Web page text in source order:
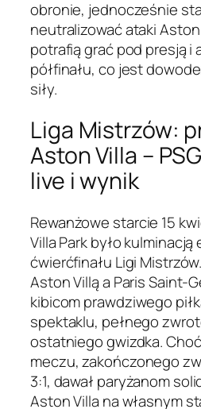
obronie, jednocześnie
neutralizować ataki Aston
potrafią grać pod presją i
półfinału, co jest
siły.
Liga Mistrzów:
Aston Villa –
live i wynik
Rewanżowe starcie 15
Villa Park było
ćwierćfinału Ligi
Aston Villą a Paris Saint-
kibicom prawdziwego
spektaklu, pełnego
ostatniego gwizdka.
meczu, zakończonego
3:1, dawał paryżanom
Aston Villa na własnym